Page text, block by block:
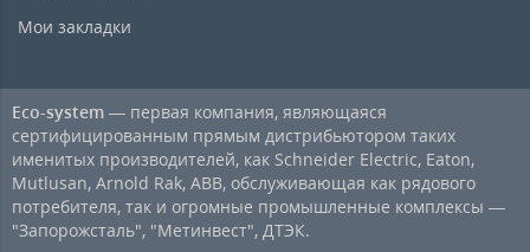
Мои закладки
Eco-system — первая компания, являющаяся
сертифицированным прямым дистрибьютором таких
именитых производителей, как Schneider Electric, Eaton,
Mutlusan, Arnold Rak, ABB, обслуживающая как рядового
потребителя, так и огромные промышленные комплексы —
"Запорожсталь", "Метинвест", ДТЭК.